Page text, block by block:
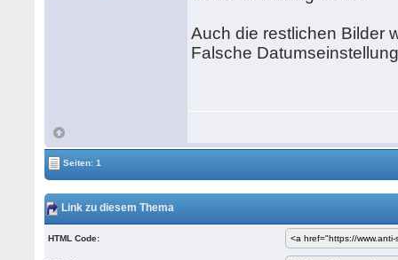
Auch die restlichen Bilder
Falsche
Seiten: 1
Link zu diesem Thema
HTML Code: